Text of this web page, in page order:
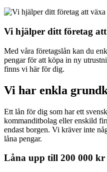
Vi hjälper ditt företag
Med våra företagslån kan du
pengar för att köpa in ny
finns vi här för dig.
Vi har enkla
Ett lån för dig som har ett
kommanditbolag eller enskild
endast borgen. Vi kräver inte
låna pengar.
Låna upp till 200 000 kr